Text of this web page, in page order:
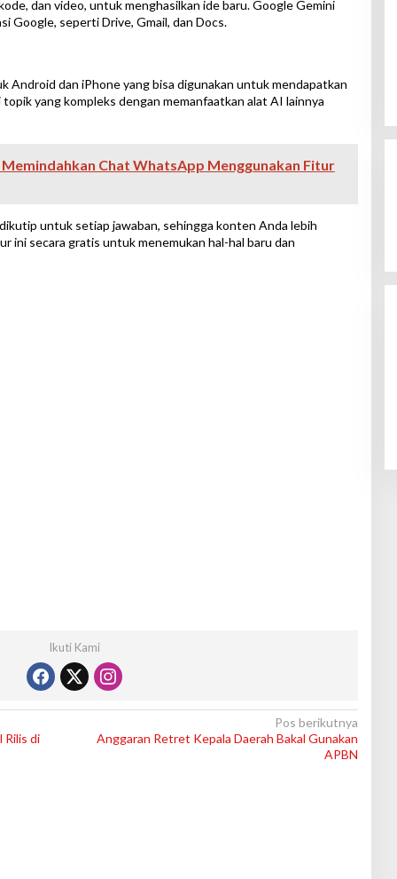
dan video, untuk menghasilkan ide baru. Google Gemini
Google, seperti Drive, Gmail, dan Docs.
Android dan iPhone yang bisa digunakan untuk mendapatkan
yang kompleks dengan memanfaatkan alat AI lainnya
Chat WhatsApp Menggunakan Fitur
untuk setiap jawaban, sehingga konten Anda lebih
ini secara gratis untuk menemukan hal-hal baru dan
Ikuti Kami
Rilis di
Pos berikutnya
Anggaran Retret Kepala Daerah Bakal Gunakan
APBN